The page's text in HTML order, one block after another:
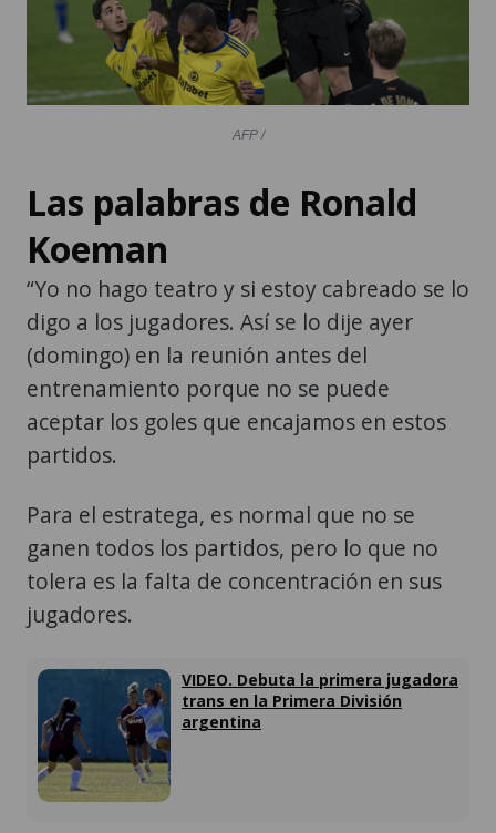
AFP /
Las palabras de Ronald
Koeman
“Yo no hago teatro y si estoy cabreado se lo
digo a los jugadores. Así se lo dije ayer
(domingo) en la reunión antes del
entrenamiento porque no se puede
aceptar los goles que encajamos en estos
partidos.
Para el estratega, es normal que no se
ganen todos los partidos, pero lo que no
tolera es la falta de concentración en sus
jugadores.
VIDEO. Debuta la primera jugadora
trans en la Primera División
argentina